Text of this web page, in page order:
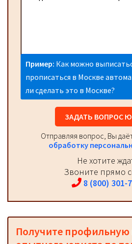
Пример: Как можно
прописаться в Москве
ли сделать это в Москве?
ЗАДАТЬ ВОПРОС
Отправляя вопрос, Вы
обработку
Не хотите
Звоните прямо
8 (800) 301-
Получите профильную